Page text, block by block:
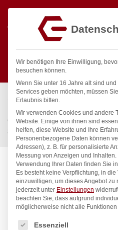
Start / Gastronomiebedarf &
Präsentation
Buffet-Präsentation
Chafing Dish GN 2/3, satiniert,
395x430x(H)290mm
Wir benötigen Ihre Einwilligung,
besuchen können.
Wenn Sie unter 16 Jahre alt sind
Services geben möchten, müssen
Erlaubnis bitten.
Wir verwenden Cookies und andere
Website. Einige von ihnen sind
helfen, diese Website und Ihre
Personenbezogene Daten können
Adressen), z. B. für personalisierte
Messung von Anzeigen und Inhalten.
Verwendung Ihrer Daten finden Sie
Es besteht keine Verpflichtung, in
einzuwilligen, um dieses Angebot zu
jederzeit unter Einstellungen
beachten Sie, dass aufgrund
möglicherweise nicht alle
Es folgt eine Liste der
Essenziell